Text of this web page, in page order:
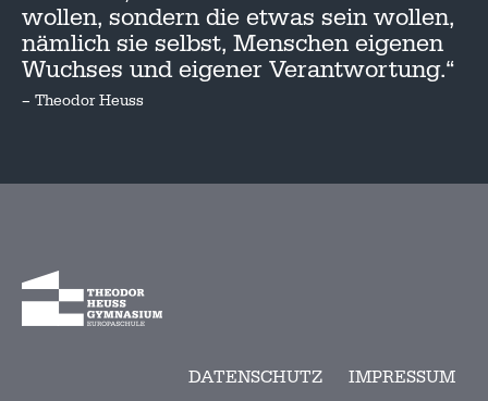
wollen, sondern die etwas sein wollen,
nämlich sie selbst, Menschen eigenen
Wuchses und eigener Verantwortung.“
– Theodor Heuss
DATENSCHUTZ IMPRESSUM